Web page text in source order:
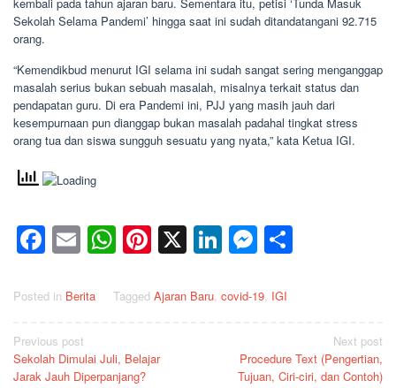
kembali pada tahun ajaran baru. Sementara itu, petisi ‘Tunda Masuk
Sekolah Selama Pandemi’ hingga saat ini sudah ditandatangani 92.715
orang.
“Kemendikbud menurut IGI selama ini sudah sangat sering menganggap
masalah serius bukan sebuah masalah, misalnya terkait status dan
pendapatan guru. Di era Pandemi ini, PJJ yang masih jauh dari
kesempurnaan pun dianggap bukan masalah padahal tingkat stress
orang tua dan siswa sungguh sesuatu yang nyata,” kata Ketua IGI.
Facebook
EmailWhatsApp
Pinterest
X LinkedIn
Posted in Berita Tagged Ajaran Baru, covid-19, IGI
Post
navigation
Previous post
Sekolah Dimulai Juli, Belajar
Jarak Jauh Diperpanjang?
Next post
Procedure Text (Pengertian,
Tujuan, Ciri-ciri, dan Contoh)